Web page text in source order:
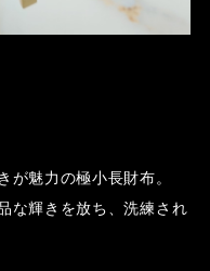
が魅力の極小長財布。
な輝きを放ち、洗練され